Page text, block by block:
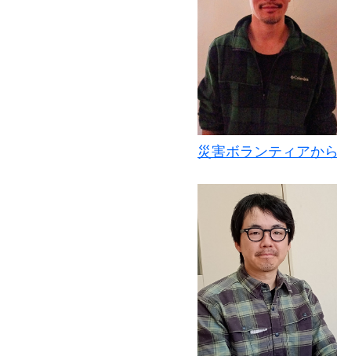
災害ボランティアか